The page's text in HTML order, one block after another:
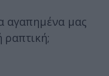
αγαπημένα μας
ραπτική;